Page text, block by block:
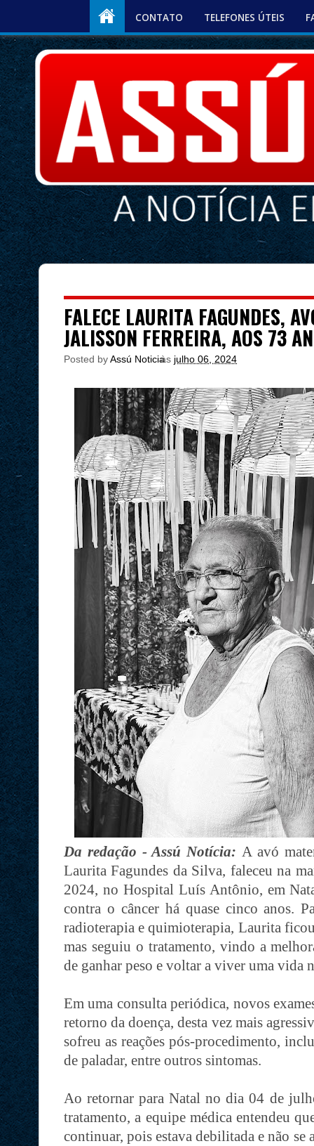
CONTATO TELEFONES ÚTEIS
FALECE LAURITA FAGUNDES,
JALISSON FERREIRA, AOS 73
Posted byAssú Noticia
às julho 06, 2024
Da redação - Assú Notícia:A avó
Laurita Fagundes da Silva, faleceu na
2024, no Hospital Luís Antônio, em
contra o câncer há quase cinco anos.
radioterapia e quimioterapia, Laurita
mas seguiu o tratamento, vindo a
de ganhar peso e voltar a viver uma vida
Em uma consulta periódica, novos
retorno da doença, desta vez mais
sofreu as reações pós-procedimento,
de paladar, entre outros sintomas.
Ao retornar para Natal no dia 04 de
tratamento, a equipe médica entendeu
continuar, pois estava debilitada e não se